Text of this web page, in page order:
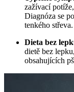
zažívací
Diagnóza se
tenkého střeva.
Dieta bez
dietě bez
obsahujících